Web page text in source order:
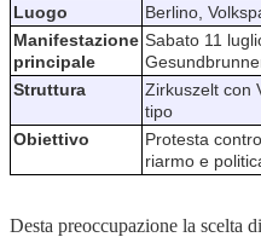
Luogo
Berlino,
Manifestazione
principale
Sabato 11
Struttura
Zirkuszelt con
tipo
Obiettivo
Protesta
riarmo e
Desta preoccupazione la scelta